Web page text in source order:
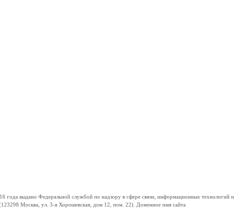
выдано Федеральной службой по надзору в сфере связи, информационных технологий и
Москва, ул. 3-я Хорошевская, дом 12, пом. 22). Доменное имя сайта